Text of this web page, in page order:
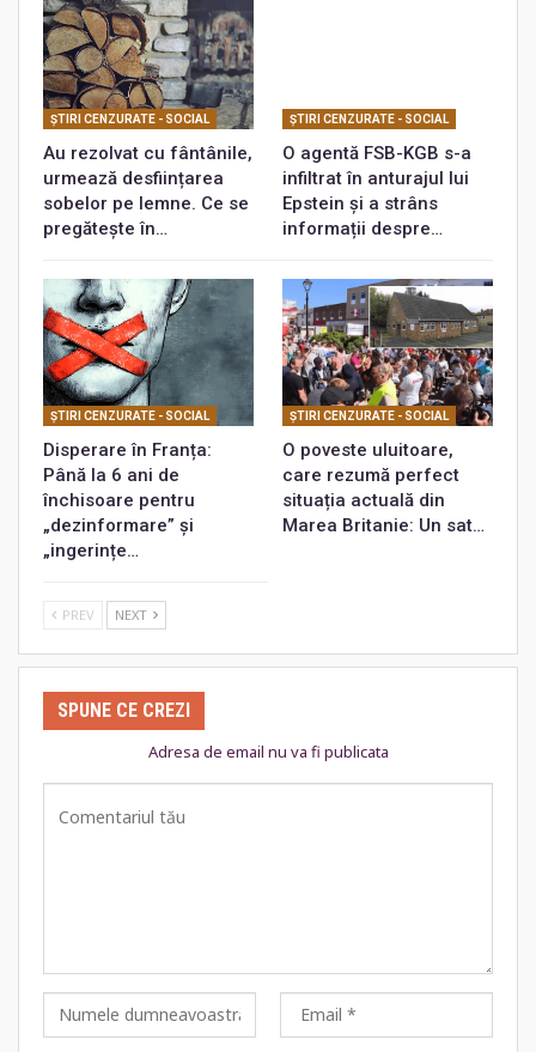
ŞTIRI CENZURATE - SOCIAL
Au rezolvat cu fântânile,
urmează desființarea
sobelor pe lemne. Ce se
pregătește în…
ŞTIRI CENZURATE - SOCIAL
O agentă FSB-KGB s-a
infiltrat în anturajul lui
Epstein și a strâns
informații despre…
ŞTIRI CENZURATE - SOCIAL
Disperare în Franța:
Până la 6 ani de
închisoare pentru
„dezinformare” și
„ingerințe…
ŞTIRI CENZURATE - SOCIAL
O poveste uluitoare,
care rezumă perfect
situația actuală din
Marea Britanie: Un sat…
PREV NEXT
SPUNE CE CREZI
Adresa de email nu va fi publicata